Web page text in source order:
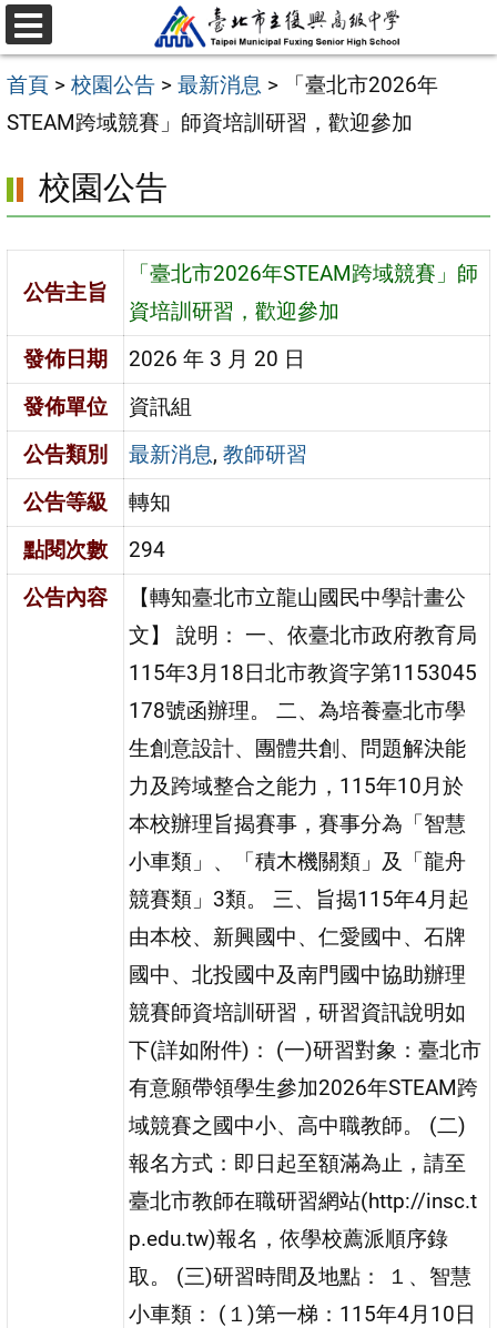
跳
至
主
要
容
區
選
單
首頁 > 校園公告 > 最新消息 >
「臺北市2026年
STEAM跨域競賽」師資培訓研習，歡迎參加
校園公告
公告主旨
「臺北市2026年STEAM跨域競賽」師
資培訓研習，歡迎參加
發佈日期
2026 年 3 月 20 日
發佈單位
資訊組
公告類別
最新消息,教師研習
公告等級
轉知
點閱次數
294
公告內容
【轉知臺北市立龍山國民中學計畫公
文】 說明： 一、依臺北市政府教育局
115年3月18日北市教資字第1153045
178號函辦理。 二、為培養臺北市學
生創意設計、團體共創、問題解決能
力及跨域整合之能力，115年10月於
本校辦理旨揭賽事，賽事分為「智慧
小車類」、「積木機關類」及「龍舟
競賽類」3類。 三、旨揭115年4月起
由本校、新興國中、仁愛國中、石牌
國中、北投國中及南門國中協助辦理
競賽師資培訓研習，研習資訊說明如
下(詳如附件)： (一)研習對象：臺北市
有意願帶領學生參加2026年STEAM跨
域競賽之國中小、高中職教師。 (二)
報名方式：即日起至額滿為止，請至
臺北市教師在職研習網站(http://insc.t
p.edu.tw)報名，依學校薦派順序錄
取。 (三)研習時間及地點： １、智慧
小車類： (１)第一梯：115年4月10日